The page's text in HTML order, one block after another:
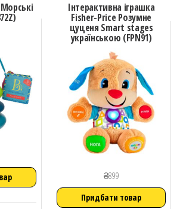
Інтерактивна іграшка
Fisher-Price Розумне
цуценя Smart stages
українською (FPN91)
₴899
Придбати товар